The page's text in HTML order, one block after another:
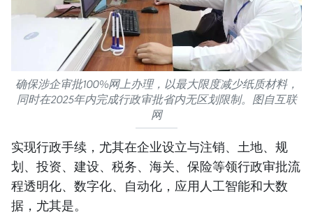
确保涉企审批100%网上办理，以最大限度减少纸质材料，
同时在2025年内完成行政审批省内无区划限制。图自互联
网
实现行政手续，尤其在企业设立与注销、土地、规
划、投资、建设、税务、海关、保险等领行政审批流
程透明化、数字化、自动化，应用人工智能和大数
据，尤其是。